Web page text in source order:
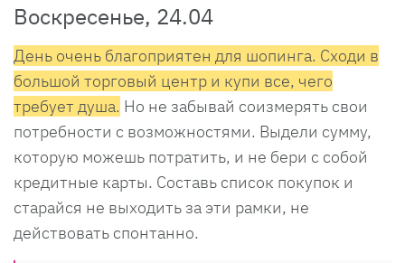
Воскресенье, 24.04
День очень благоприятен для шопинга. Сходи в
большой торговый центр и купи все, чего
требует душа. Но не забывай соизмерять свои
потребности с возможностями. Выдели сумму,
которую можешь потратить, и не бери с собой
кредитные карты. Составь список покупок и
старайся не выходить за эти рамки, не
действовать спонтанно.